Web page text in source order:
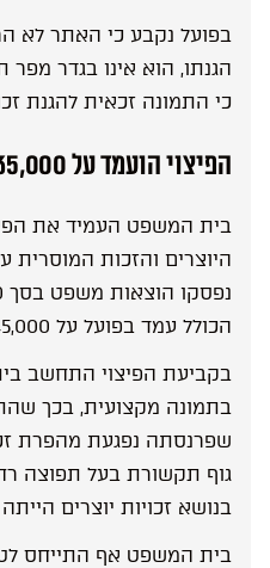
בפועל נקבע כי האתר לא
הגנתו, הוא אינו בגדר
כי התמונה זכאית להגנת
הפיצוי הועמד על 35,000 ש”ח
בית המשפט העמיד את
הכולל עמד בפועל על 45,000 ₪.
בקביעת הפיצוי התחשב
בתמונה מקצועית, בכך
גוף תקשורת בעל תפוצה
בנושא זכויות יוצרים
בית המשפט אף התייחס